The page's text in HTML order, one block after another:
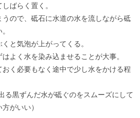
ばらく置く。
ので、砥石に水道の水を流しながら砥
と気泡が上がってくる。
よく水を染み込ませることが大事。
く必要もなく途中で少し水をかける程
る黒ずんだ水が砥ぐのをスムーズにして
がいい）